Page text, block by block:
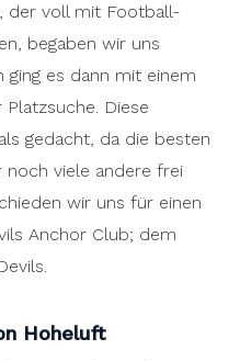
der voll mit Football-
begaben wir uns
ging es dann mit einem
Diese
gedacht, da die besten
noch viele andere frei
wir uns für einen
Anchor Club; dem
Hoheluft